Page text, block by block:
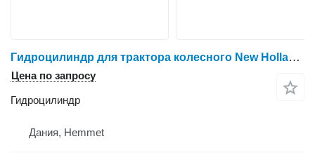
Гидроцилиндр для трактора колесного New Holland 8340
Цена по запросу
Гидроцилиндр
Дания, Hemmet